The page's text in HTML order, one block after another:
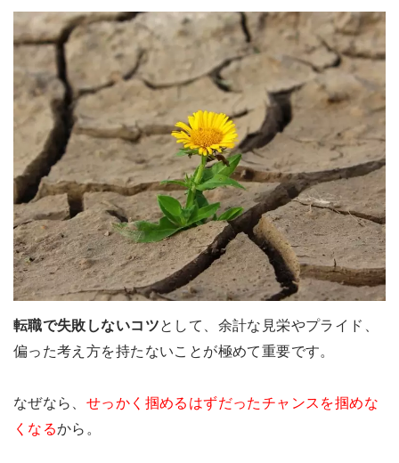
転職で失敗しないコツとして、余計な見栄やプライド、
偏った考え方を持たないことが極めて重要です。
なぜなら、 せっかく掴めるはずだったチャンスを掴めな
くなるから。